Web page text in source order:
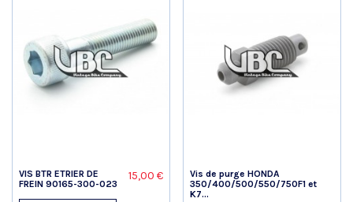
VIS BTR ETRIER DE
FREIN 90165-300-023
15,00 €
Vis de purge HONDA
350/400/500/550/750F1 et
K7...